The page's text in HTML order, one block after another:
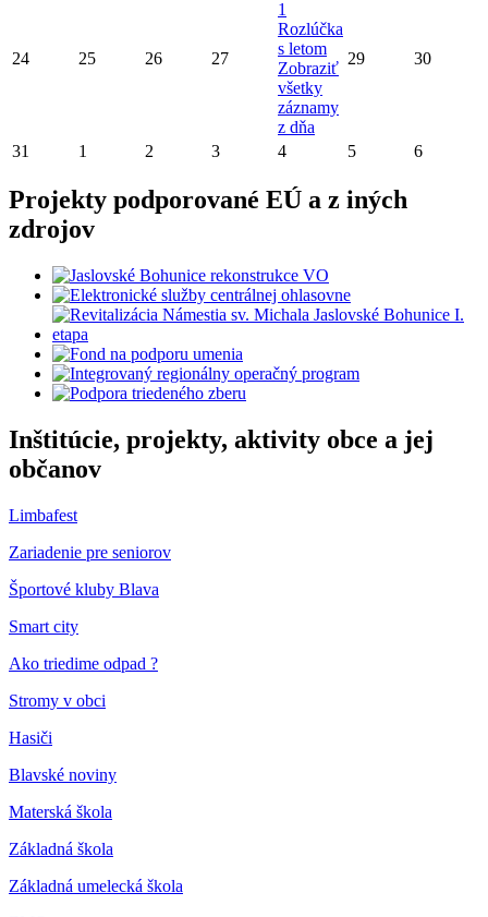
24 25 26 27
1
Rozlúčka
s letom
Zobraziť
všetky
záznamy
z dňa
29 30
31 1 2 3 4 5 6
Projekty podporované EÚ a z iných
zdrojov
Inštitúcie, projekty, aktivity obce a jej
občanov
Limbafest
Zariadenie pre seniorov
Športové kluby Blava
Smart city
Ako triedime odpad ?
Stromy v obci
Hasiči
Blavské noviny
Materská škola
Základná škola
Základná umelecká škola